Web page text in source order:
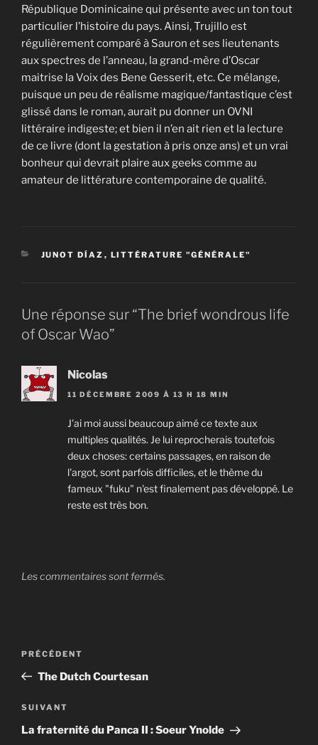
République Dominicaine qui présente avec un ton tout
particulier l’histoire du pays. Ainsi, Trujillo est
régulièrement comparé à Sauron et ses lieutenants
aux spectres de l’anneau, la grand-mère d’Oscar
maitrise la Voix des Bene Gesserit, etc. Ce mélange,
puisque un peu de réalisme magique/fantastique c’est
glissé dans le roman, aurait pu donner un OVNI
littéraire indigeste; et bien il n’en ait rien et la lecture
de ce livre (dont la gestation à pris onze ans) et un vrai
bonheur qui devrait plaire aux geeks comme au
amateur de littérature contemporaine de qualité.
CATÉGORIES
JUNOT DÍAZ , LITTÉRATURE "GÉNÉRALE"
Une réponse sur “The brief wondrous life
of Oscar Wao”
Nicolas
11 DÉCEMBRE 2009 À 13 H 18 MIN
J'ai moi aussi beaucoup aimé ce texte aux
multiples qualités. Je lui reprocherais toutefois
deux choses: certains passages, en raison de
l'argot, sont parfois difficiles, et le thème du
fameux "fuku" n'est finalement pas développé. Le
reste est très bon.
Les commentaires sont fermés.
Navigation
l’article
Article
précédent
PRÉCÉDENT
The Dutch Courtesan
Article
suivant
SUIVANT
La fraternité du Panca II : Soeur Ynolde